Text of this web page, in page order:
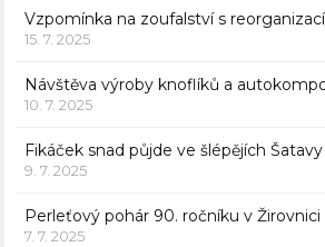
Vzpomínka na zoufalství s
15. 7. 2025
Návštěva výroby knoflíků a
10. 7. 2025
Fikáček snad půjde ve šlépějích Šatavy
9. 7. 2025
Perleťový pohár 90. ročníku v Žirovnici
7. 7. 2025